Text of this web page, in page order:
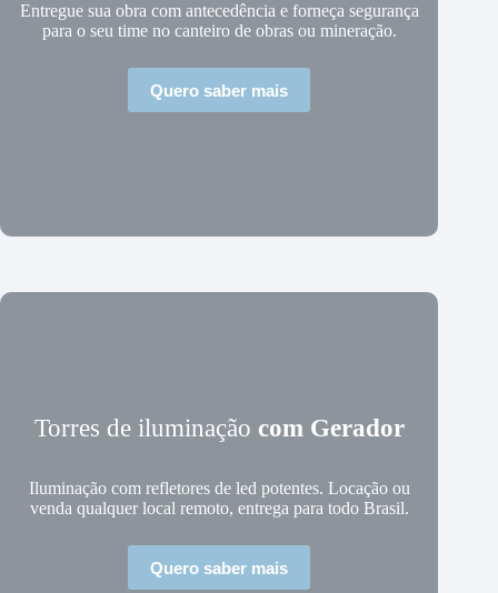
Entregue sua obra com antecedência e forneça segurança
para o seu time no canteiro de obras ou mineração.
Quero saber mais
Torres de iluminação com Gerador
Iluminação com refletores de led potentes. Locação ou
venda qualquer local remoto, entrega para todo Brasil.
Quero saber mais